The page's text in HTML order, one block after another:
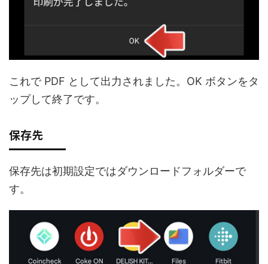
これで PDF として出力されました。OK ボタンをタ
ップして終了です。
保存先
保存先は初期設定ではダウンロードフォルダーで
す。